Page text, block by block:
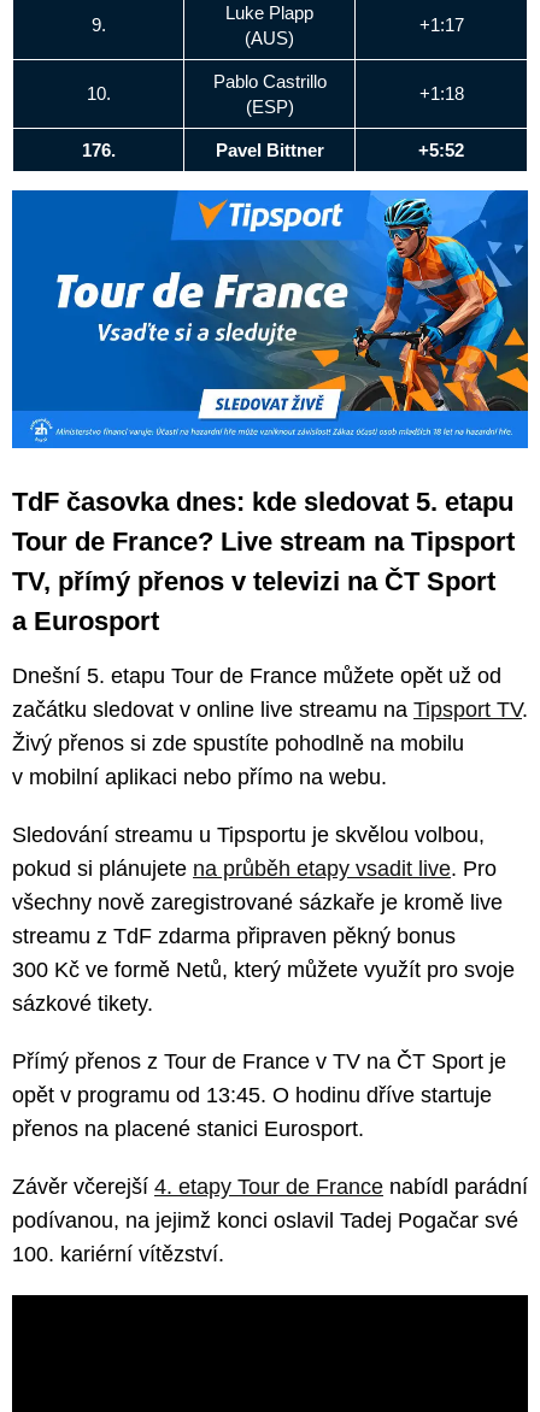
9.
Luke Plapp
(AUS)
+1:17
10.
Pablo Castrillo
(ESP)
+1:18
176. Pavel Bittner +5:52
TdF časovka dnes: kde sledovat 5. etapu
Tour de France? Live stream na Tipsport
TV, přímý přenos v televizi na ČT Sport
a Eurosport
Dnešní 5. etapu Tour de France můžete opět už od
začátku sledovat v online live streamu na Tipsport TV.
Živý přenos si zde spustíte pohodlně na mobilu
v mobilní aplikaci nebo přímo na webu.
Sledování streamu u Tipsportu je skvělou volbou,
pokud si plánujete na průběh etapy vsadit live. Pro
všechny nově zaregistrované sázkaře je kromě live
streamu z TdF zdarma připraven pěkný bonus
300 Kč ve formě Netů, který můžete využít pro svoje
sázkové tikety.
Přímý přenos z Tour de France v TV na ČT Sport je
opět v programu od 13:45. O hodinu dříve startuje
přenos na placené stanici Eurosport.
Závěr včerejší 4. etapy Tour de France nabídl parádní
podívanou, na jejimž konci oslavil Tadej Pogačar své
100. kariérní vítězství.